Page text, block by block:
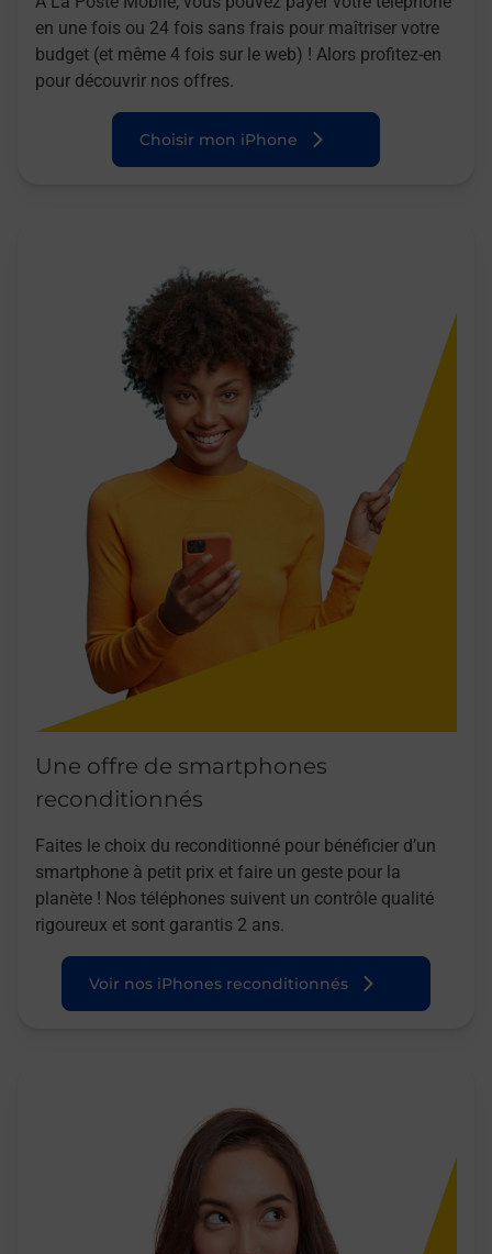
en une fois ou 24 fois sans frais pour maîtriser votre
budget (et même 4 fois sur le web) ! Alors profitez-en
pour découvrir nos offres.
Choisir mon iPhone
Une offre de smartphones
reconditionnés
Faites le choix du reconditionné pour bénéficier d’un
smartphone à petit prix et faire un geste pour la
planète ! Nos téléphones suivent un contrôle qualité
rigoureux et sont garantis 2 ans.
Voir nos iPhones reconditionnés